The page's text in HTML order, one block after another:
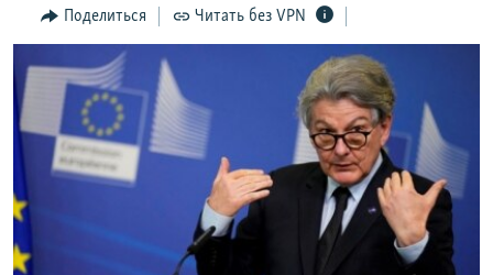
поискуИНФОГРАФИКА
ТЕЛЕПРОЕКТ КРЫМ.РЕАЛИИ
СОВЕТЫ ПРАВОЗАЩИТНИКОВ
ПРОПАВШИЕ БЕЗ ВЕСТИ
ПОБЕДИТЕЛЕЙ НЕ СУДЯТ?
КАК ОБОЙТИ БЛОКИРОВКУ
Українською
Qırımtatar
ПРИСОЕДИНЯЙТЕСЬ!
Поделиться Читать без VPN